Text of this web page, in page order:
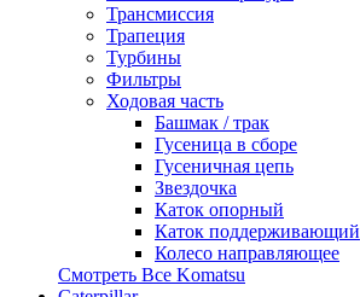
Трансмиссия
Трапеция
Турбины
Фильтры
Ходовая часть
Башмак / трак
Гусеница в сборе
Гусеничная цепь
Звездочка
Каток опорный
Каток поддерживающий
Колесо направляющее
Смотреть Все Komatsu